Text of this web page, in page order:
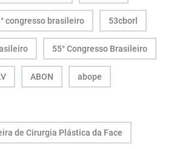
congresso brasileiro 53cborl
55° Congresso Brasileiro
ABON abope
de Cirurgia Plástica da Face